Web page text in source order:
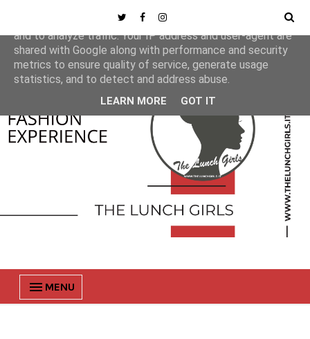
MENU
This site uses cookies from Google to deliver its services
and to analyze traffic. Your IP address and user-agent are
shared with Google along with performance and security
metrics to ensure quality of service, generate usage
statistics, and to detect and address abuse.
LEARN MORE GOT IT